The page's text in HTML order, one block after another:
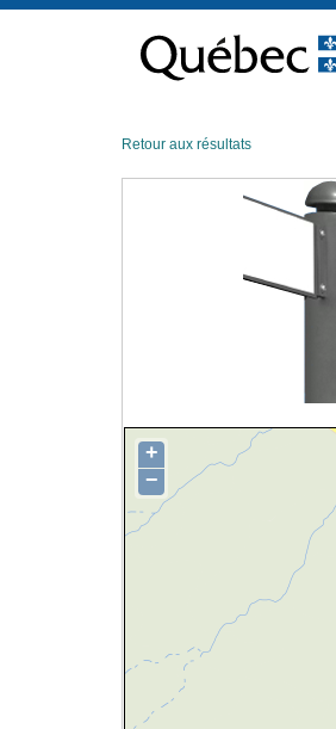
contenu
Retour aux résultats
+
−